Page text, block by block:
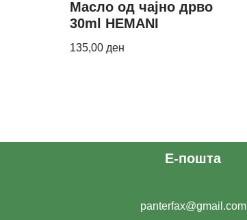
Масло од чајно дрво
30ml HEMANI
135,00 ден
Е-пошта
panterfax@gmail.com